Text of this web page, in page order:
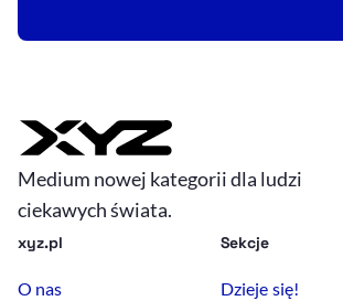
Medium nowej kategorii dla ludzi
ciekawych świata.
xyz.pl
O nas
Sekcje
Dzieje się!